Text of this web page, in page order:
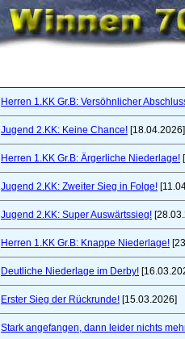
Herren 1.KK Gr.B: Versöhnlicher
Jugend 2.KK: Keine Chance! [18.04.2026]
Herren 1.KK Gr.B: Ärgerliche Niederlage!
Jugend 2.KK: Zweiter Sieg in Folge!
Jugend 2.KK: Super Auswärtssieg!
Herren 1.KK Gr.B: Knappe Niederlage!
Deutliche Niederlage im Derby!
Erster Sieg der Rückrunde! [15.03.2026]
Stark angefangen, dann leider nichts